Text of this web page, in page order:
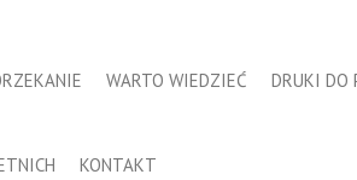
WARTO WIEDZIEĆ DRUKI DO
KONTAKT